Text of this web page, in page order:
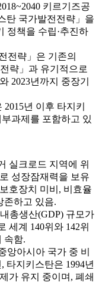
키르기즈공
탄 국가발전전략」을
정책을 수립·추진하
전략」은 기존의
략」과 유기적으로
2023년까지 중장기
년 이후 타지키
과제를 포함하고 있
실크로드 지역에 위
성장잠재력을 보유
호장치 미비, 비효율
존하고 있음.
총생산(GDP) 규모가
세계 140위와 142위
속함.
앙아시아 국가 중 비
타지키스탄은 1994년
가 유지 중이며, 폐쇄